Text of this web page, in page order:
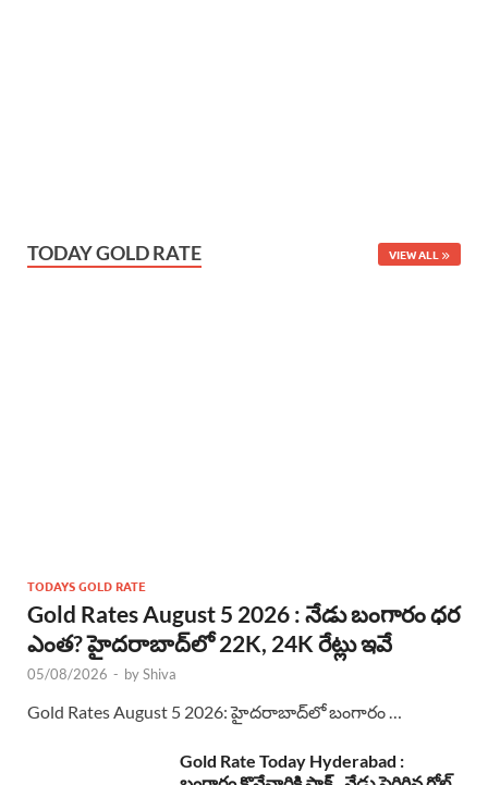
TODAY GOLD RATE VIEW ALL
TODAYS GOLD RATE
Gold Rates August 5 2026 : నేడు బంగారం ధర
ఎంత? హైదరాబాద్‌లో 22K, 24K రేట్లు ఇవే
05/08/2026 - byShiva
Gold Rates August 5 2026: హైదరాబాద్‌లో బంగారం …
Gold Rate Today Hyderabad :